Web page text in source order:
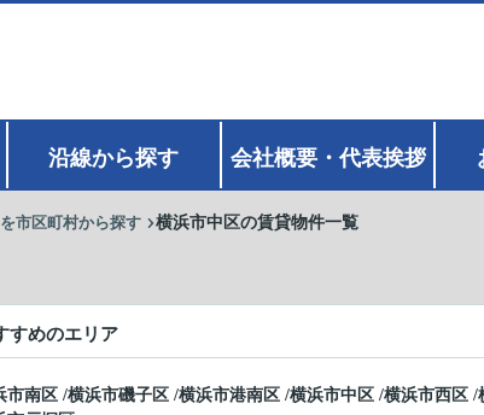
沿線から探す 会社概要・代表挨拶
を市区町村から探す 横浜市中区の賃貸物件一覧
すめのエリア
市南区 /横浜市磯子区 /横浜市港南区 /横浜市中区 /横浜市西区 /